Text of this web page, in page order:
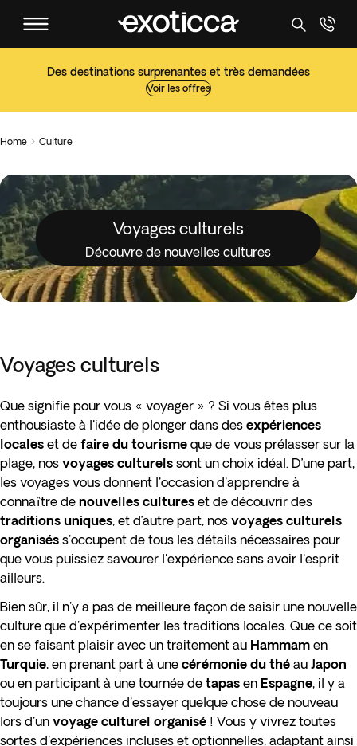
Des destinations surprenantes et très demandées
Voir les offres
Home  Culture
Voyages culturels
Découvre de nouvelles cultures
Voyages culturels
Que signifie pour vous « voyager » ? Si vous êtes plus
enthousiaste à l'idée de plonger dans des expériences
locales et de faire du tourisme que de vous prélasser sur la
plage, nos voyages culturels sont un choix idéal. D’une part,
les voyages vous donnent l'occasion d'apprendre à
connaître de nouvelles cultures et de découvrir des
traditions uniques, et d’autre part, nos voyages culturels
organisés s'occupent de tous les détails nécessaires pour
que vous puissiez savourer l'expérience sans avoir l'esprit
ailleurs.
Bien sûr, il n'y a pas de meilleure façon de saisir une nouvelle
culture que d'expérimenter les traditions locales. Que ce soit
en se faisant plaisir avec un traitement au Hammam en
Turquie, en prenant part à une cérémonie du thé au Japon
ou en participant à une tournée de tapas en Espagne, il y a
toujours une chance d'essayer quelque chose de nouveau
lors d'un voyage culturel organisé ! Vous y vivrez toutes
sortes d'expériences incluses et optionnelles, adaptant ainsi